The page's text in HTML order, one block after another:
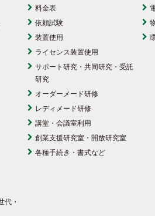
代・
料金表
依頼試験
装置使用
ライセンス装置使用
サポート研究・共同研究・受託
研究
オーダーメード研修
レディメード研修
講堂・会議室利用
創業支援研究室・開放研究室
各種手続き・書式など